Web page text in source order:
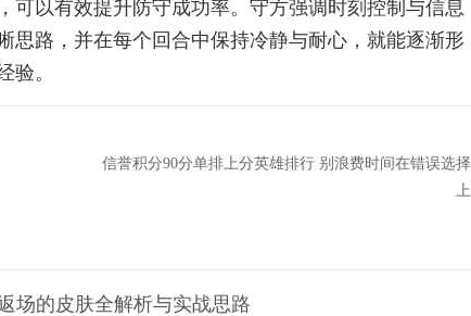
可以有效提升防守成功率。守方强调时刻控制与信息
思路，并在每个回合中保持冷静与耐心，就能逐渐形
验。
信誉积分90分单排上分英雄排行 别浪费时间在错误选择
上
场的皮肤全解析与实战思路